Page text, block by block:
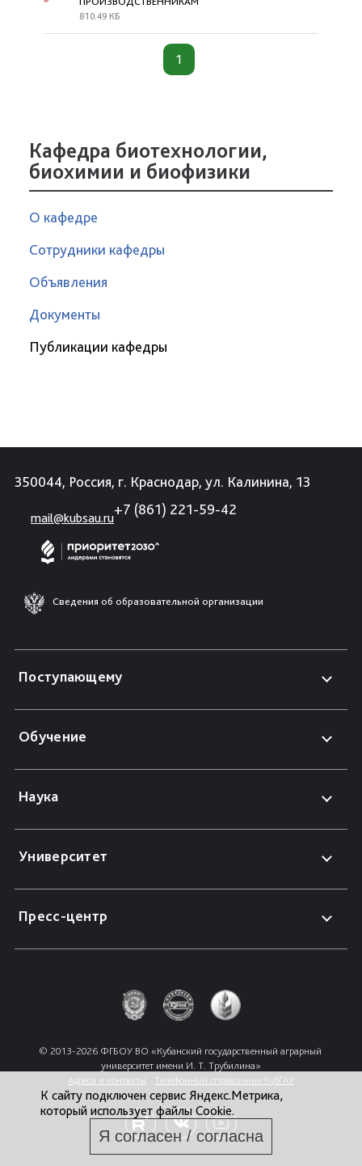
810.49 КБ
1
Кафедра биотехнологии,
биохимии и биофизики
О кафедре
Сотрудники кафедры
Объявления
Документы
Публикации кафедры
350044, Россия, г. Краснодар, ул. Калинина, 13
mail@kubsau.ru
+7 (861) 221-59-42
Сведения об образовательной организации
Поступающему
Обучение
Наука
Университет
Пресс-центр
© 2013-2026 ФГБОУ ВО «Кубанский государственный аграрный
университет имени И. Т. Трубилина»
Адреса и контакты
Телефонный справочник КубГАУ
К сайту подключен сервис Яндекс.Метрика,
который использует файлы Cookie.
Я согласен / согласна